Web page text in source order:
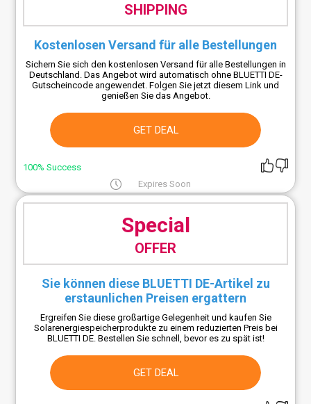
SHIPPING
Kostenlosen Versand für alle Bestellungen
Sichern Sie sich den kostenlosen Versand für alle Bestellungen in
Deutschland. Das Angebot wird automatisch ohne BLUETTI DE-
Gutscheincode angewendet. Folgen Sie jetzt diesem Link und
genießen Sie das Angebot.
GET DEAL
100% Success
Expires Soon
Special
OFFER
Sie können diese BLUETTI DE-Artikel zu
erstaunlichen Preisen ergattern
Ergreifen Sie diese großartige Gelegenheit und kaufen Sie
Solarenergiespeicherprodukte zu einem reduzierten Preis bei
BLUETTI DE. Bestellen Sie schnell, bevor es zu spät ist!
GET DEAL